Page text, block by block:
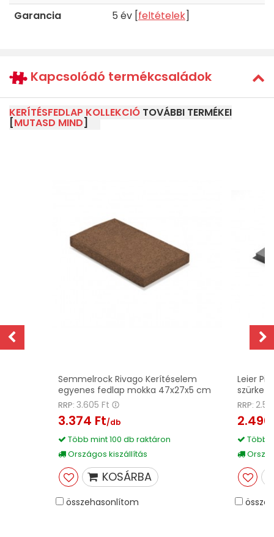
Garancia
5 év [feltételek]
Kapcsolódó termékcsaládok
KERÍTÉSFEDLAP KOLLEKCIÓ TOVÁBBI TERMÉKEI
[MUTASD MIND]
Semmelrock Rivago Kerítéselem
egyenes fedlap mokka 47x27x5 cm
RRP: 3.605 Ft
3.374 Ft/db
Több mint 100 db raktáron
Országos kiszállítás
KOSÁRBA
összehasonlítom
Leier
szürke
RRP:
Több